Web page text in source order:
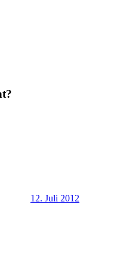
12. Juli 2012